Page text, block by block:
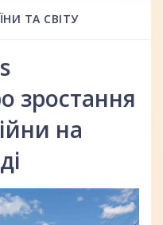
ТА СВІТУ
зростання
на